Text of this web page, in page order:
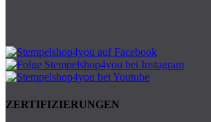
ZERTIFIZIERUNGEN